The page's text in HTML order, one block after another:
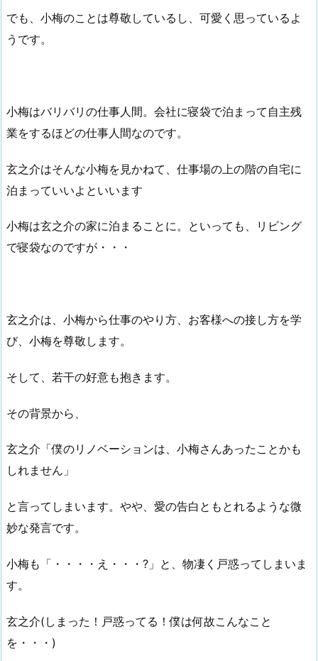
でも、小梅のことは尊敬しているし、可愛く思っているよ
うです。
小梅はバリバリの仕事人間。会社に寝袋で泊まって自主残
業をするほどの仕事人間なのです。
玄之介はそんな小梅を見かねて、仕事場の上の階の自宅に
泊まっていいよといいます
小梅は玄之介の家に泊まることに。といっても、リビング
で寝袋なのですが・・・
玄之介は、小梅から仕事のやり方、お客様への接し方を学
び、小梅を尊敬します。
そして、若干の好意も抱きます。
その背景から、
玄之介「僕のリノベーションは、小梅さんあったことかも
しれません」
と言ってしまいます。やや、愛の告白ともとれるような微
妙な発言です。
小梅も「・・・・え・・・?」と、物凄く戸惑ってしまいま
す。
玄之介(しまった！戸惑ってる！僕は何故こんなこと
を・・・)